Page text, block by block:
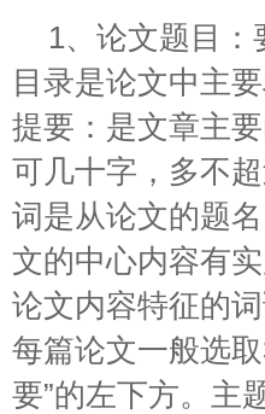
1、论文题目
目录是论文中主
提要：是文章主
可几十字，多不
词是从论文的题
文的中心内容有
论文内容特征的
每篇论文一般选
要”的左下方。主